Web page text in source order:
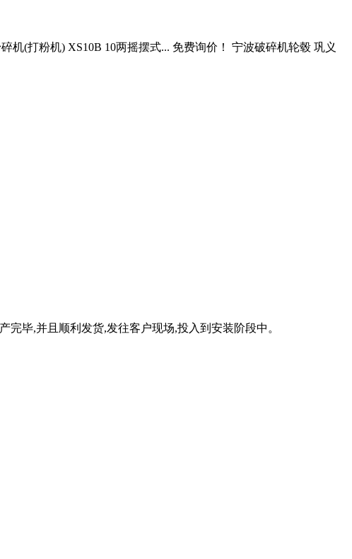
机(打粉机) XS10B 10两摇摆式... 免费询价！ 宁波破碎机轮毂 巩义
毕,并且顺利发货,发往客户现场,投入到安装阶段中。